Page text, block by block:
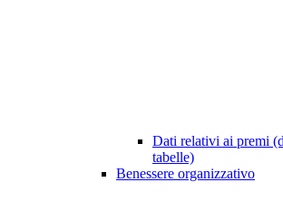
Dati relativi ai premi
tabelle)
Benessere organizzativo